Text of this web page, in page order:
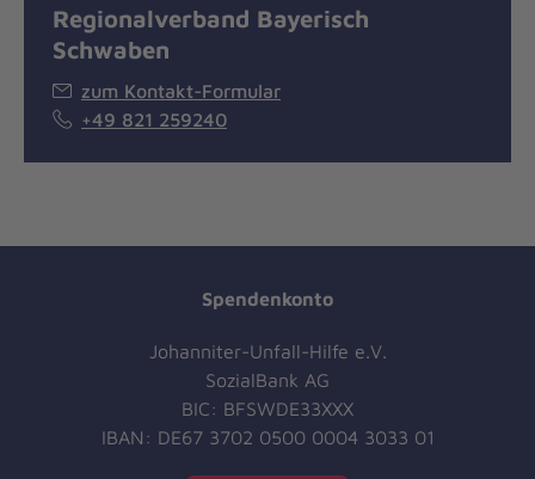
Regionalverband Bayerisch
Schwaben
zum Kontakt-Formular
+49 821 259240
Spendenkonto
Johanniter-Unfall-Hilfe e.V.
SozialBank AG
BIC: BFSWDE33XXX
IBAN: DE67 3702 0500 0004 3033 01